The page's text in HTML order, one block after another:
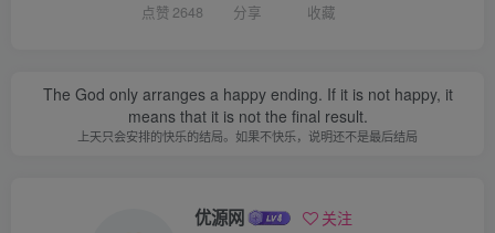
点赞 2648 分享 收藏
The God only arranges a happy ending. If it is not happy, it
means that it is not the final result.
上天只会安排的快乐的结局。如果不快乐，说明还不是最后结局
优源网 关注